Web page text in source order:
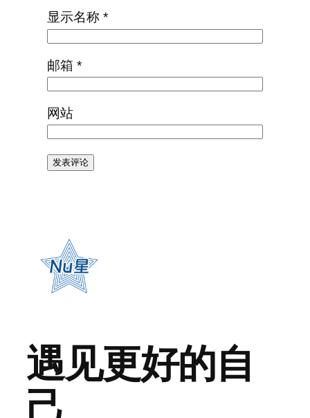
显示名称 *
邮箱 *
网站
遇见更好的自
己